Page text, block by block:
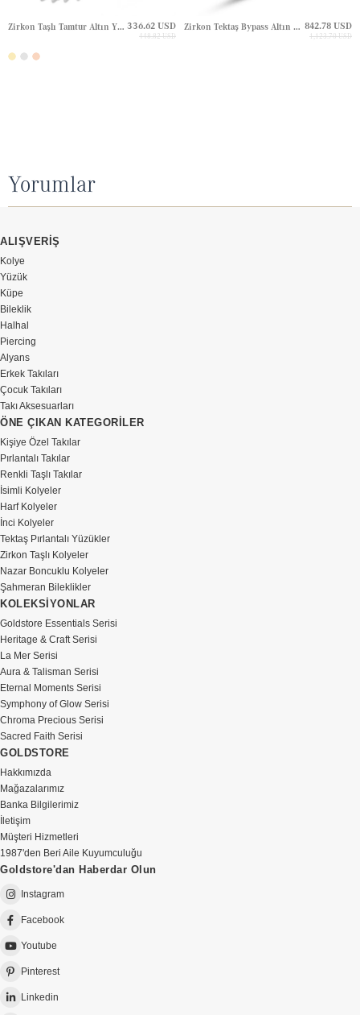
Zirkon Taşlı Tamtur Altın Yüzük 336.62 USD
448.82 USD
Zirkon Tektaş Bypass Altın Yüzük 842.78 USD
1,123.70 USD
Yorumlar
ALIŞVERİŞ
Kolye
Yüzük
Küpe
Bileklik
Halhal
Piercing
Alyans
Erkek Takıları
Çocuk Takıları
Takı Aksesuarları
ÖNE ÇIKAN KATEGORİLER
Kişiye Özel Takılar
Pırlantalı Takılar
Renkli Taşlı Takılar
İsimli Kolyeler
Harf Kolyeler
İnci Kolyeler
Tektaş Pırlantalı Yüzükler
Zirkon Taşlı Kolyeler
Nazar Boncuklu Kolyeler
Şahmeran Bileklikler
KOLEKSİYONLAR
Goldstore Essentials Serisi
Heritage & Craft Serisi
La Mer Serisi
Aura & Talisman Serisi
Eternal Moments Serisi
Symphony of Glow Serisi
Chroma Precious Serisi
Sacred Faith Serisi
GOLDSTORE
Hakkımızda
Mağazalarımız
Banka Bilgilerimiz
İletişim
Müşteri Hizmetleri
1987'den Beri Aile Kuyumculuğu
Goldstore'dan Haberdar Olun
Instagram
Facebook
Youtube
Pinterest
Linkedin